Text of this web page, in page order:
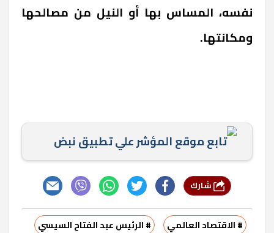
نفسه، المساس بها أو النيل من مصالحها
ومكانتها.
تابع موقع المؤشر علي تطبيق نبض
# الاقتصاد العالمي # الرئيس عبد الفتاح السيسي